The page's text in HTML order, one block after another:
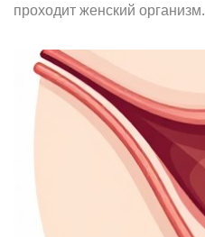
проходит женский организм.